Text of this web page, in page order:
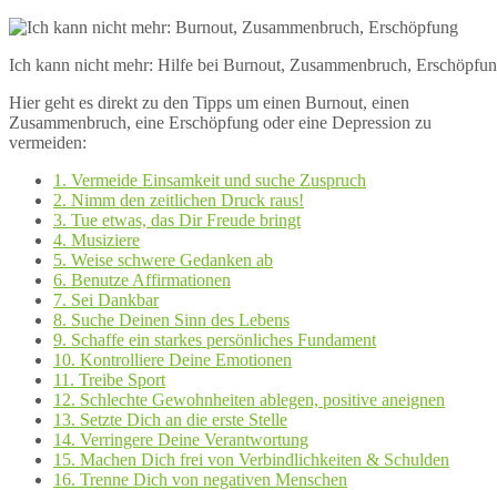
Ich kann nicht mehr: Hilfe bei Burnout, Zusammenbruch,
Hier geht es direkt zu den Tipps um einen Burnout, einen
Zusammenbruch, eine Erschöpfung oder eine Depression zu
vermeiden:
1. Vermeide Einsamkeit und suche Zuspruch
2. Nimm den zeitlichen Druck raus!
3. Tue etwas, das Dir Freude bringt
4. Musiziere
5. Weise schwere Gedanken ab
6. Benutze Affirmationen
7. Sei Dankbar
8. Suche Deinen Sinn des Lebens
9. Schaffe ein starkes persönliches Fundament
10. Kontrolliere Deine Emotionen
11. Treibe Sport
12. Schlechte Gewohnheiten ablegen, positive aneignen
13. Setzte Dich an die erste Stelle
14. Verringere Deine Verantwortung
15. Machen Dich frei von Verbindlichkeiten & Schulden
16. Trenne Dich von negativen Menschen